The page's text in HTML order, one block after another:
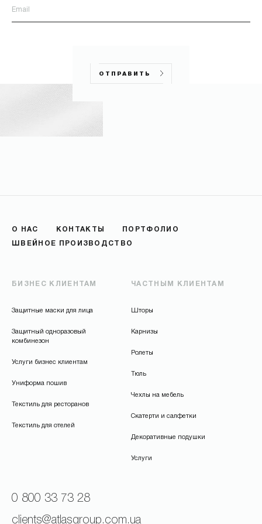
ОТПРАВИТЬ
О НАС КОНТАКТЫ
ПОРТФОЛИО
ШВЕЙНОЕ ПРОИЗВОДСТВО
БИЗНЕС КЛИЕНТАМ
Защитные маски для лица
Защитный одноразовый
комбинезон
Услуги бизнес клиентам
Униформа пошив
Текстиль для ресторанов
Текстиль для отелей
ЧАСТНЫМ КЛИЕНТАМ
Шторы
Карнизы
Ролеты
Тюль
Чехлы на мебель
Скатерти и салфетки
Декоративные подушки
Услуги
0 800 33 73 28
clients@atlasgroup.com.ua